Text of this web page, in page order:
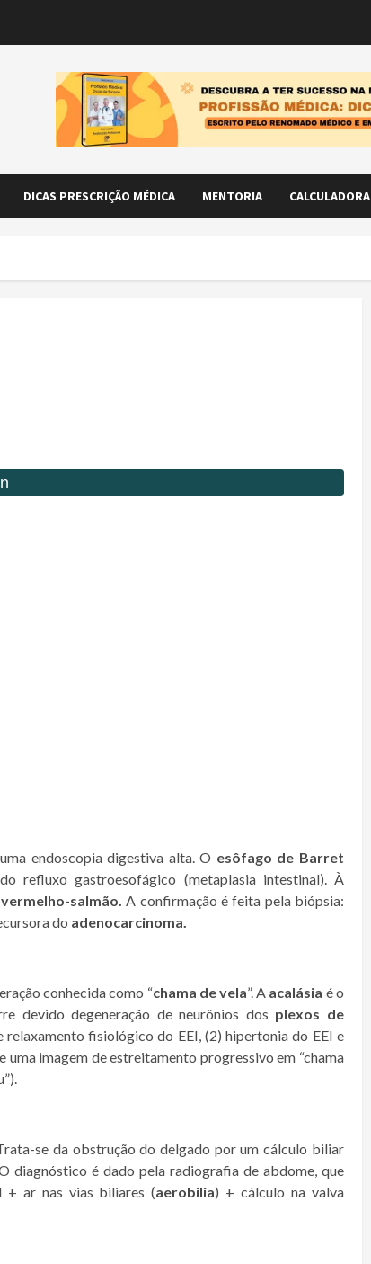
DICAS PRESCRIÇÃO MÉDICA MENTORIA CALCULADORA
endoscopia digestiva alta. O esôfago de Barret
refluxo gastroesofágico (metaplasia intestinal). À
vermelho-salmão.A confirmação é feita pela biópsia:
do adenocarcinoma.
conhecida como “chama de vela”. A acalásia é o
devido degeneração de neurônios dos plexos de
fisiológico do EEI, (2) hipertonia do EEI e
uma imagem de estreitamento progressivo em “chama
se da obstrução do delgado por um cálculo biliar
diagnóstico é dado pela radiografia de abdome, que
+ ar nas vias biliares (aerobilia) + cálculo na valva